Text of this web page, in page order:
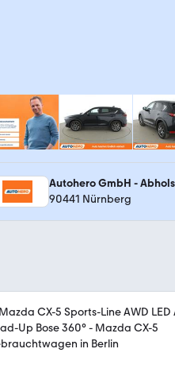
Autohero GmbH -
90441 Nürnberg